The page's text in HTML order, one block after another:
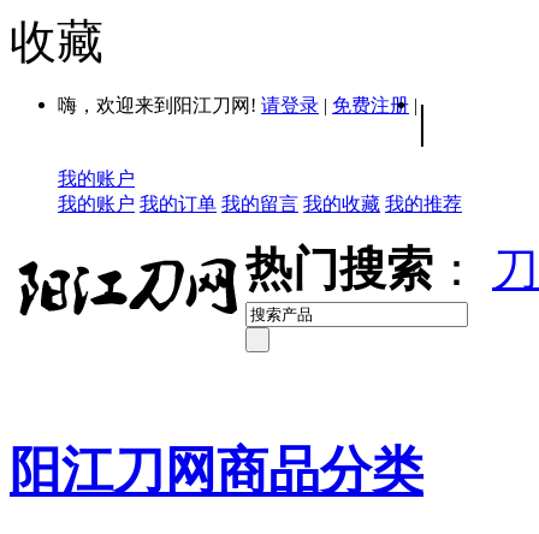
收藏
嗨，欢迎来到阳江刀网! 请登录 | 免费注册 | |
我的账户
我的账户 我的订单 我的留言 我的收藏 我的推荐
热门搜索 ：
阳江刀网商品分类